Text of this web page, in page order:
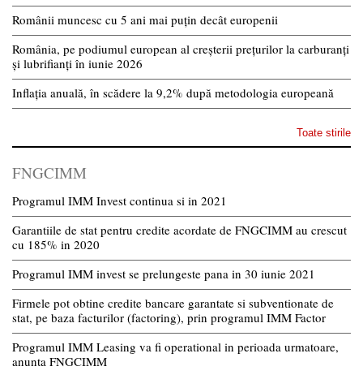
Românii muncesc cu 5 ani mai puțin decât europenii
România, pe podiumul european al creșterii prețurilor la carburanți
și lubrifianți în iunie 2026
Inflația anuală, în scădere la 9,2% după metodologia europeană
Toate stirile
FNGCIMM
Programul IMM Invest continua si in 2021
Garantiile de stat pentru credite acordate de FNGCIMM au crescut
cu 185% in 2020
Programul IMM invest se prelungeste pana in 30 iunie 2021
Firmele pot obtine credite bancare garantate si subventionate de
stat, pe baza facturilor (factoring), prin programul IMM Factor
Programul IMM Leasing va fi operational in perioada urmatoare,
anunta FNGCIMM